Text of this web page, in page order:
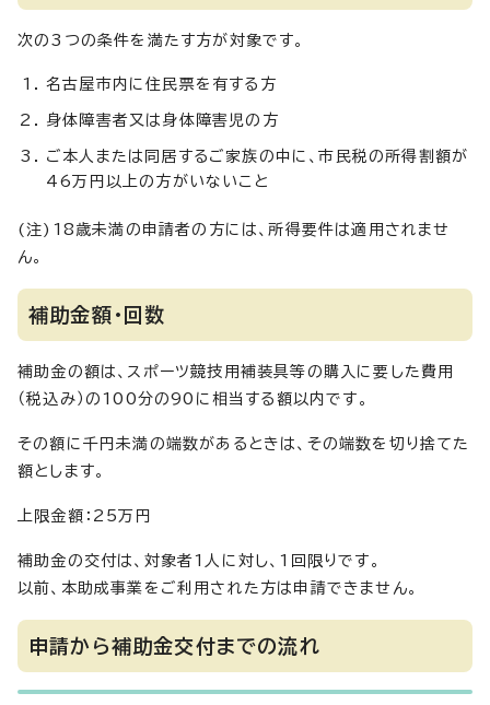
次の3つの条件を満たす方が対象です。
名古屋市内に住民票を有する方
身体障害者又は身体障害児の方
ご本人または同居するご家族の中に、市民税の所得割額が
46万円以上の方がいないこと
(注)18歳未満の申請者の方には、所得要件は適用されませ
ん。
補助金額・回数
補助金の額は、スポーツ競技用補装具等の購入に要した費用
（税込み）の100分の90に相当する額以内です。
その額に千円未満の端数があるときは、その端数を切り捨てた
額とします。
上限金額：25万円
補助金の交付は、対象者1人に対し、1回限りです。
以前、本助成事業をご利用された方は申請できません。
申請から補助金交付までの流れ